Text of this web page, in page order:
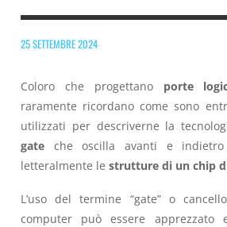
25 SETTEMBRE 2024
Coloro che progettano porte
raramente ricordano come sono
utilizzati per descriverne la
gate che oscilla avanti e indietro
letteralmente le strutture di un chip
L’uso del termine “gate” o
computer può essere apprezzato